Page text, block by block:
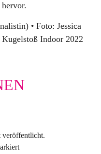
• Foto: Jessica
Indoor 2022